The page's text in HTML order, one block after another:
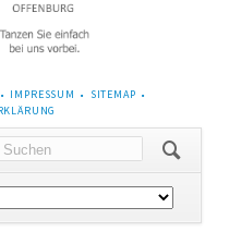
IMPRESSUM
SITEMAP